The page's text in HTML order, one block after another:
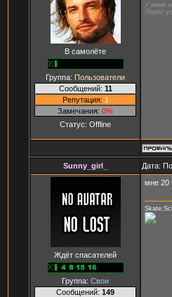
В самолёте
Группа: Пользователи
Сообщений: 11
Репутация: 1
Замечания: 0%
Статус: Offline
У меня
Перед
Sunny_girl_ Дата:
Ждёт спасателей
Группа: Свои
Сообщений: 149
мне 20